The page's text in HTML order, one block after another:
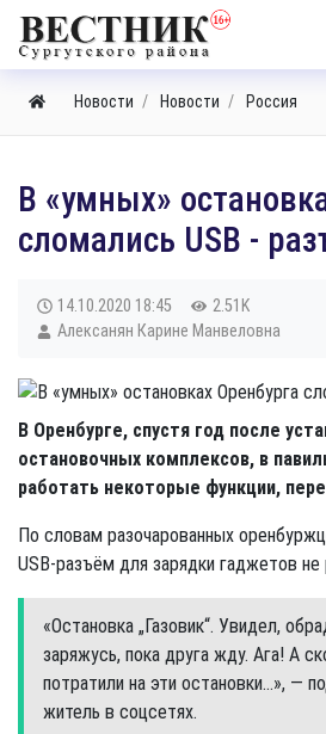
Новости Новости Россия
В «умных»
сломались USB -
14.10.2020 18:45
2.51K
Алексанян Карине Манвеловна
В Оренбурге, спустя год после
остановочных комплексов, в
работать некоторые функции,
По словам разочарованных
USB-разъём для зарядки гаджетов не
«Остановка „Газовик“. Увидел,
заряжусь, пока друга жду. Ага! А
потратили на эти остановки...», —
житель в соцсетях.